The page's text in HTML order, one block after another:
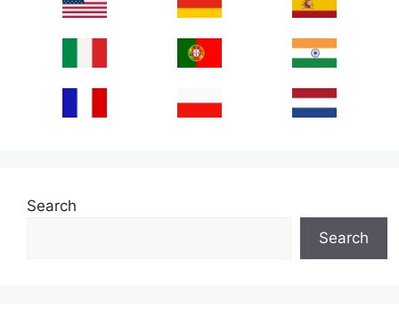
Search
Search